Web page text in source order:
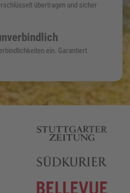
übertragen und sicher
ein. Garantiert